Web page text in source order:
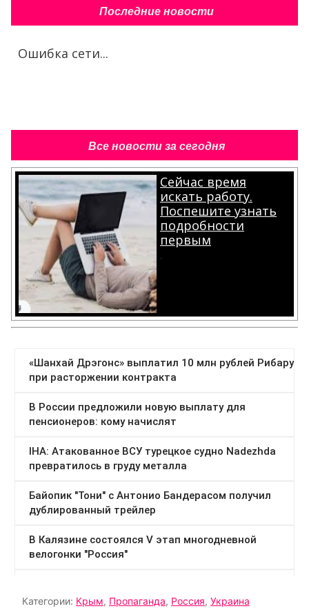
Последние новости
Ошибка сети...
Все новости за сегодня
Сейчас время
искать работу.
Поспешите узнать
подробности
первым
.
Категории: Крым, Пропаганда, Россия, Украина